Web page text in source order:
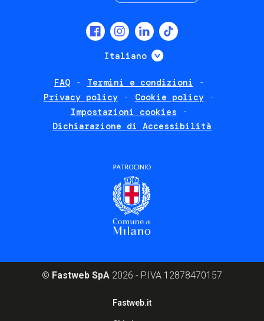
Italiano Mostra ulteriori
FAQ
Termini e condizioni
Privacy policy
Cookie policy
Impostazioni cookies
Dichiarazione di Accessibilità
© Fastweb SpA 2026 - P.IVA 12878470157
Fastweb.it